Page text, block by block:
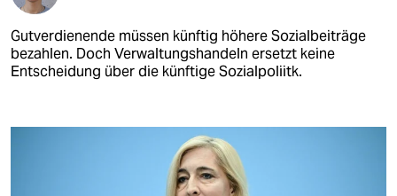
Gutverdienende müssen künftig höhere Sozialbeiträge
bezahlen. Doch Verwaltungshandeln ersetzt keine
Entscheidung über die künftige Sozialpoliitk.